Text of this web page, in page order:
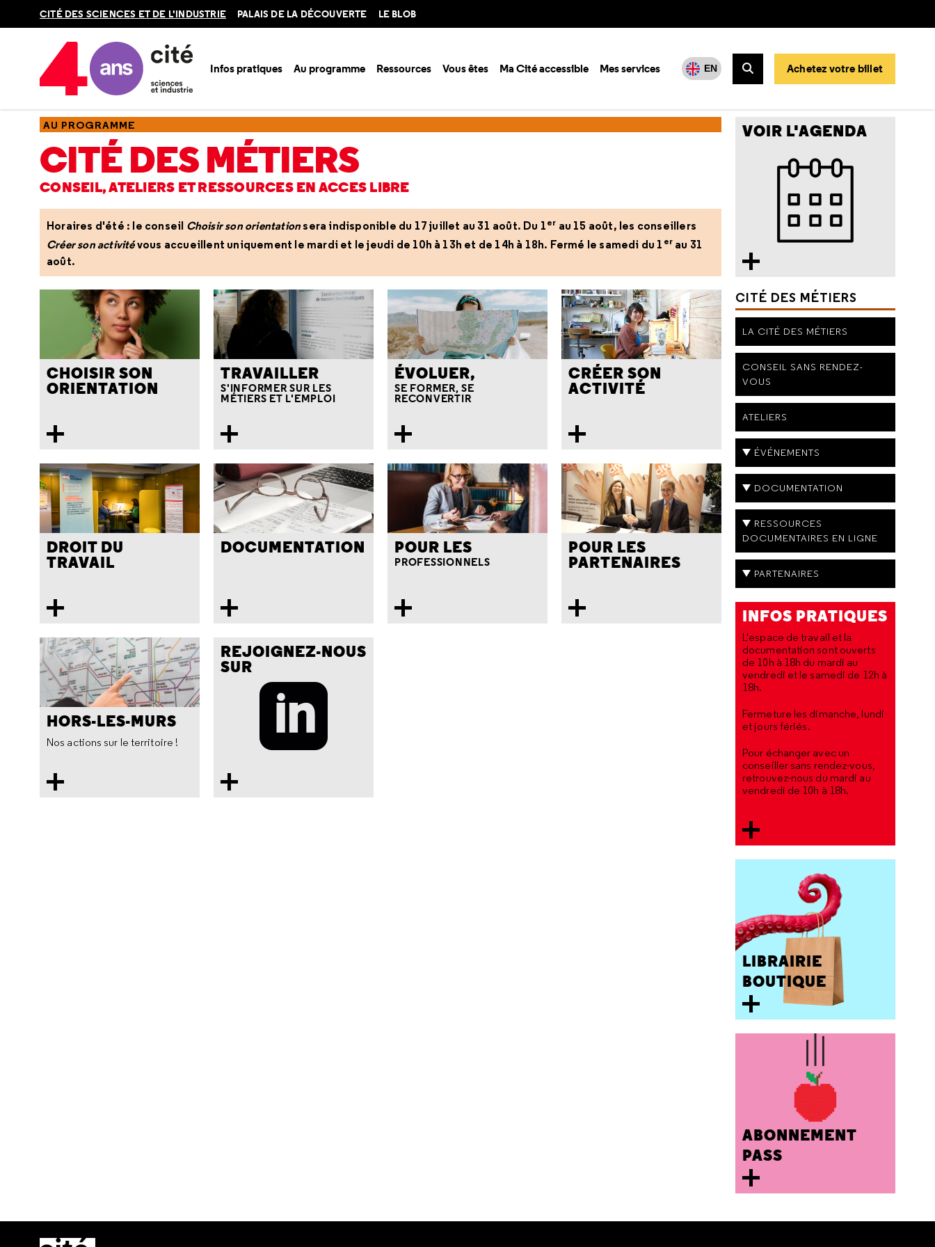
CITÉ DES SCIENCES ET DE L'INDUSTRIE PALAIS DE LA DÉCOUVERTE LE BLOB
Infos pratiques Au programme Ressources Vous êtes Ma Cité accessible Mes services EN
Rechercher
Achetez votre billet
Accueil Au programme
AU PROGRAMME
CITÉ DES MÉTIERS
CONSEIL, ATELIERS ET RESSOURCES EN ACCES LIBRE
Horaires d'été : le conseil Choisir son orientationsera indisponible du 17 juillet au 31 août. Du 1er au 15 août, les conseillers
Créer son activitévous accueillent uniquement le mardi et le jeudi de 10h à 13h et de 14h à 18h. Fermé le samedi du 1 er au 31
août.
CHOISIR SON
ORIENTATION
TRAVAILLER
S'INFORMER SUR LES
MÉTIERS ET L'EMPLOI
ÉVOLUER,
SE FORMER, SE
RECONVERTIR
CRÉER SON
ACTIVITÉ
DROIT DU
TRAVAIL
DOCUMENTATION POUR LES
PROFESSIONNELS
POUR LES
PARTENAIRES
HORS-LES-MURS
Nos actions sur le territoire !
REJOIGNEZ-NOUS
SUR
VOIR L'AGENDA
CITÉ DES MÉTIERS
LA CITÉ DES MÉTIERS
CONSEIL SANS RENDEZ-
VOUS
ATELIERS
ÉVÉNEMENTS
DOCUMENTATION
RESSOURCES
DOCUMENTAIRES EN LIGNE
PARTENAIRES
INFOS PRATIQUES
L'espace de travail et la
documentation sont ouverts
de 10h à 18h du mardi au
vendredi et le samedi de 12h à
18h.
Fermeture les dimanche, lundi
et jours fériés.
Pour échanger avec un
conseiller sans rendez-vous,
retrouvez-nous du mardi au
vendredi de 10h à 18h.
LIBRAIRIE
BOUTIQUE
ABONNEMENT
PASS